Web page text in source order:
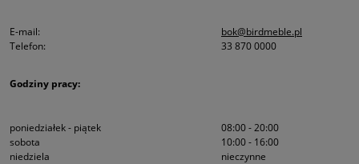
E-mail:
Telefon:
bok@birdmeble.pl
33 870 0000
Godziny pracy:
poniedziałek - piątek
sobota
niedziela
08:00 - 20:00
10:00 - 16:00
nieczynne